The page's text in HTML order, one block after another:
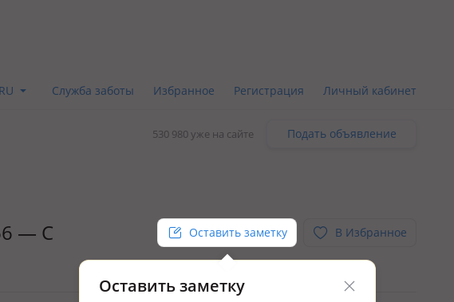
RU Служба заботы Избранное Регистрация Личный кабинет
530 980 уже на сайте Подать объявление
— С
Оставить заметку
Оставить заметку
В Избранное